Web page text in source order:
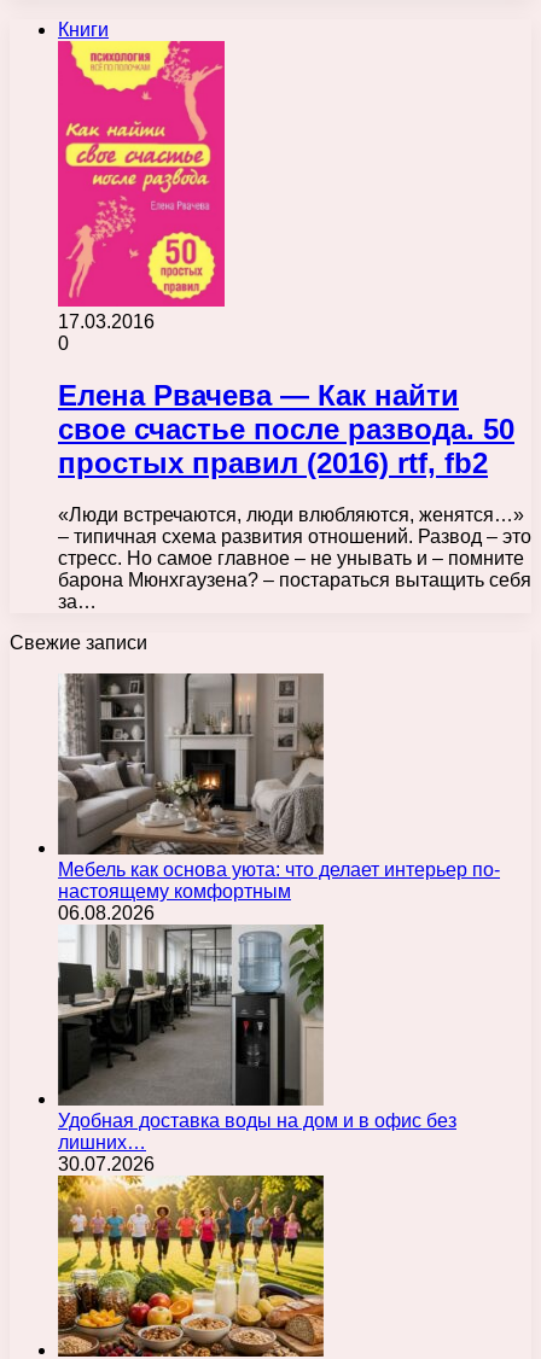
Книги
17.03.2016
0
Елена Рвачева — Как найти
свое счастье после развода. 50
простых правил (2016) rtf, fb2
«Люди встречаются, люди влюбляются, женятся…»
– типичная схема развития отношений. Развод – это
стресс. Но самое главное – не унывать и – помните
барона Мюнхгаузена? – постараться вытащить себя
за…
Свежие записи
Мебель как основа уюта: что делает интерьер по-
настоящему комфортным
06.08.2026
Удобная доставка воды на дом и в офис без
лишних…
30.07.2026